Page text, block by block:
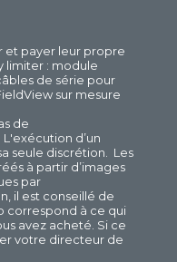
et payer leur propre
limiter : module
de série pour
sur mesure
de
d’un
seule discrétion. Les
à partir d’images
par
il est conseillé de
correspond à ce qui
avez acheté. Si ce
votre directeur de